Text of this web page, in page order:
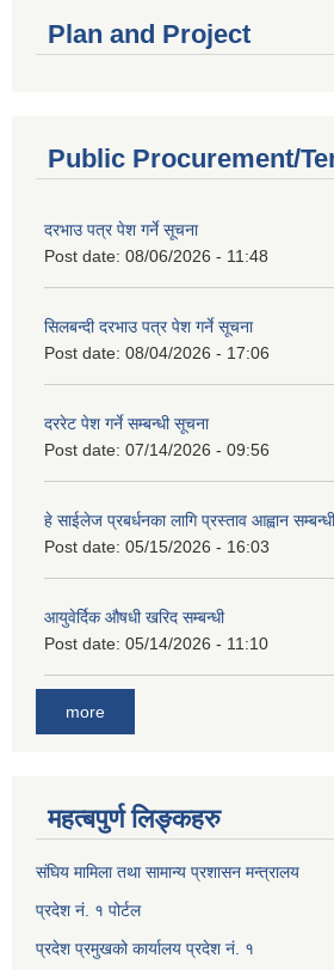
Plan and Project
Public Procurement/
दरभाउ पत्र पेश गर्ने सूचना
Post date: 08/06/2026 - 11:48
सिलबन्दी दरभाउ पत्र पेश गर्ने सूचना
Post date: 08/04/2026 - 17:06
दररेट पेश गर्ने सम्बन्धी सूचना
Post date: 07/14/2026 - 09:56
हे साईलेज प्रबर्धनका लागि प्रस्ताव आह्वान
Post date: 05/15/2026 - 16:03
आयुवेर्दिक औषधी खरिद सम्बन्धी
Post date: 05/14/2026 - 11:10
more
महत्बपुर्ण लिङ्कहरु
संघिय मामिला तथा सामान्य प्रशासन मन्त्रालय
प्रदेश नं. १ पोर्टल
प्रदेश प्रमुखको कार्यालय प्रदेश नं. १